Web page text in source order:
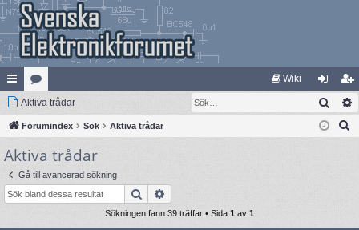
na
bb
lä
nk
ar
at
eg
ori
er
Wiki
og
ga
li
m
Aktiva trådar Sök
Forumindex Sök Aktiva trådar
Aktiva trådar
Gå till avancerad sökning
Sök
Sökningen fann 39 träffar • Sida 1 av 1